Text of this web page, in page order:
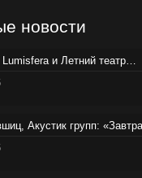
новости
и Летний театр…
Акустик групп: